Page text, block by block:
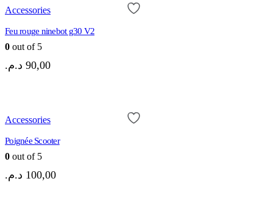
Accessories
Feu rouge ninebot g30 V2
0 out of 5
90,00 د.م.
Accessories
Poignée Scooter
0 out of 5
100,00 د.م.